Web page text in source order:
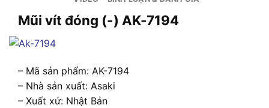
Mũi vít đóng (-) AK-7194
– Mã sản phẩm: AK-7194
– Nhà sản xuất: Asaki
– Xuất xứ: Nhật Bản